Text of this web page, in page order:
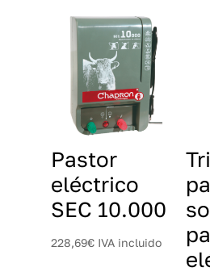
Pastor
eléctrico
SEC 10.000
228,69€ IVA incluido